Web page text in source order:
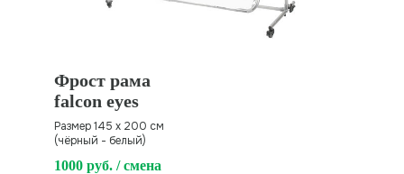
Фpоcт paмa
fаlсоn еyеs
Размер 145 х 200 см
(чёрный - белый)
1000 руб. / смена